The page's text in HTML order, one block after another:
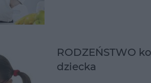
RODZEŃSTWO
dziecka